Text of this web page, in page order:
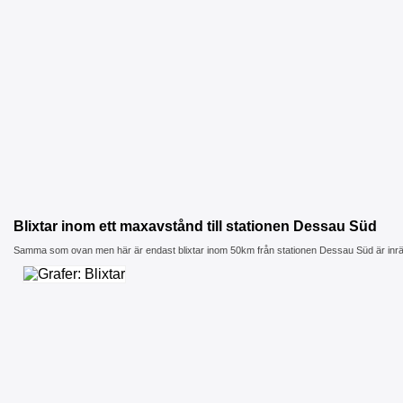
Blixtar inom ett maxavstånd till stationen Dessau Süd
Samma som ovan men här är endast blixtar inom 50km från stationen Dessau Süd är